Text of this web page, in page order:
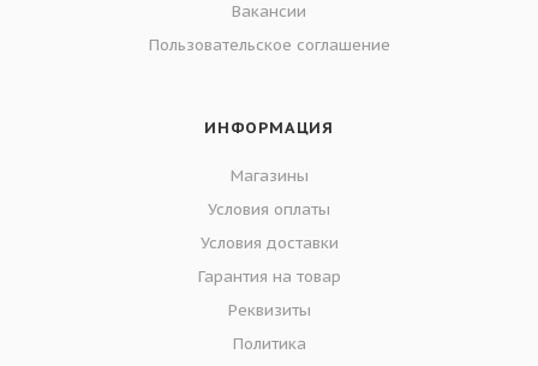
Вакансии
Пользовательское соглашение
ИНФОРМАЦИЯ
Магазины
Условия оплаты
Условия доставки
Гарантия на товар
Реквизиты
Политика